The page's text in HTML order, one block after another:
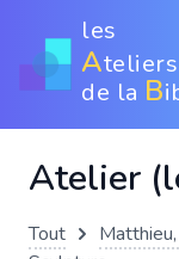
les
Ateliers
de la B
Atelier
Tout Matthieu,